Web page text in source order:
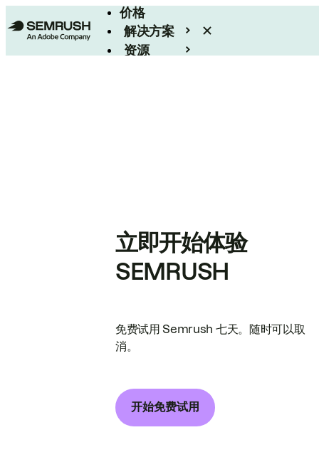
价格
解决方案
资源
立即开始体验
SEMRUSH
免费试用 Semrush 七天。随时可以取
消。
开始免费试用